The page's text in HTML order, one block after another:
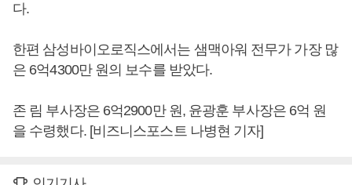
다.
한편 삼성바이오로직스에서는 샘맥아워 전무가 가장 많
은 6억4300만 원의 보수를 받았다.
존 림 부사장은 6억2900만 원, 윤광훈 부사장은 6억 원
을 수령했다. [비즈니스포스트 나병현 기자]